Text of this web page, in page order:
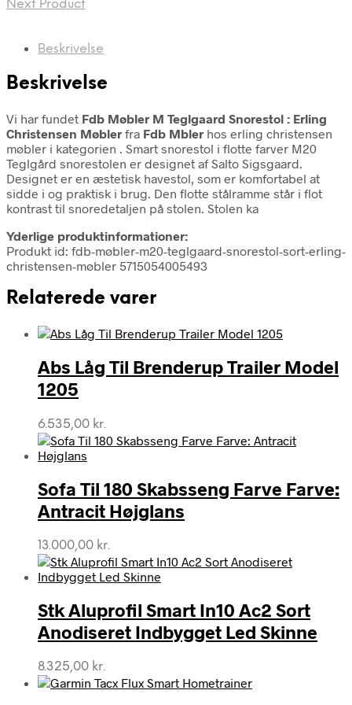
Next Product
Beskrivelse
Beskrivelse
Vi har fundet Fdb Møbler M Teglgaard Snorestol : Erling
Christensen Møbler fra Fdb Mbler hos erling christensen
møbler i kategorien . Smart snorestol i flotte farver M20
Teglgård snorestolen er designet af Salto Sigsgaard.
Designet er en æstetisk havestol, som er komfortabel at
sidde i og praktisk i brug. Den flotte stålramme står i flot
kontrast til snoredetaljen på stolen. Stolen ka
Yderlige produktinformationer:
Produkt id: fdb-møbler-m20-teglgaard-snorestol-sort-erling-
christensen-møbler 5715054005493
Relaterede varer
Abs Låg Til Brenderup Trailer Model
1205
6.535,00 kr.
Sofa Til 180 Skabsseng Farve Farve:
Antracit Højglans
13.000,00 kr.
Stk Aluprofil Smart In10 Ac2 Sort
Anodiseret Indbygget Led Skinne
8.325,00 kr.